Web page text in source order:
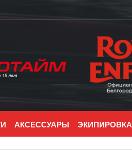
АКСЕССУАРЫ ЭКИПИРОВКА